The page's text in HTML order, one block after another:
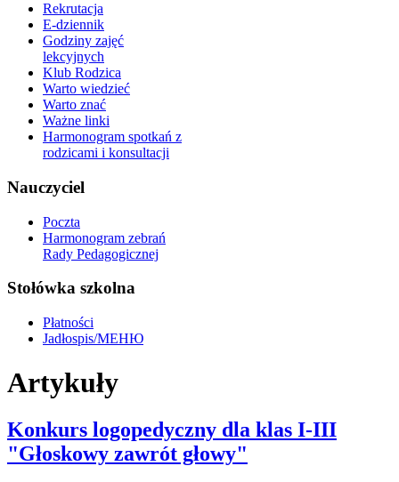
Rekrutacja
E-dziennik
Godziny zajęć
lekcyjnych
Klub Rodzica
Warto wiedzieć
Warto znać
Ważne linki
Harmonogram spotkań z
rodzicami i konsultacji
Nauczyciel
Poczta
Harmonogram zebrań
Rady Pedagogicznej
Stołówka szkolna
Płatności
Jadłospis/МЕНЮ
Artykuły
Konkurs logopedyczny dla klas I-III
"Głoskowy zawrót głowy"